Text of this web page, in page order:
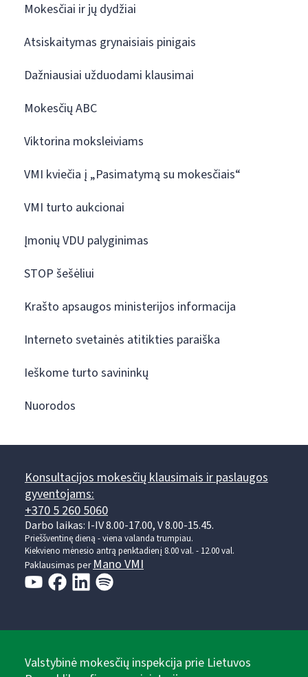
Mokesčiai ir jų dydžiai
Atsiskaitymas grynaisiais pinigais
Dažniausiai užduodami klausimai
Mokesčių ABC
Viktorina moksleiviams
VMI kviečia į „Pasimatymą su mokesčiais“
VMI turto aukcionai
Įmonių VDU palyginimas
STOP šešėliui
Krašto apsaugos ministerijos informacija
Interneto svetainės atitikties paraiška
Ieškome turto savininkų
Nuorodos
Konsultacijos mokesčių klausimais ir paslaugos
gyventojams:
+370 5 260 5060
Darbo laikas: I-IV 8.00-17.00, V 8.00-15.45.
Prieššventinę dieną - viena valanda trumpiau.
Kiekvieno mėnesio antrą penktadienį 8.00 val. - 12.00 val.
Paklausimas per Mano VMI
Valstybinė mokesčių inspekcija prie Lietuvos